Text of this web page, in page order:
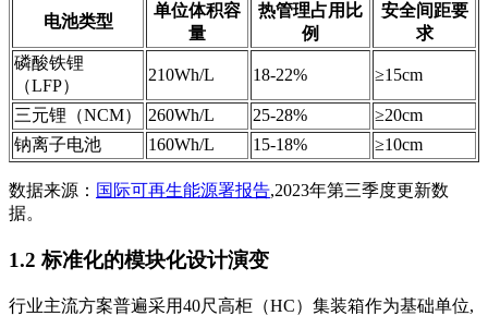
电池类型
单位体积容
量
热管理占用比
例
安全间距要
求
磷酸铁锂
（LFP）
210Wh/L 18-22% ≥15cm
三元锂（NCM） 260Wh/L 25-28%
≥20cm
钠离子电池
160Wh/L 15-18% ≥10cm
数据来源： 国际可再生能源署报告,2023年第三季度更新数
据。
1.2 标准化的模块化设计演变
行业主流方案普遍采用40尺高柜（HC）集装箱作为基础单位,